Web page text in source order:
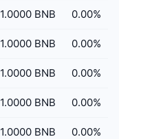
1.0000 BNB 0.00%
1.0000 BNB 0.00%
1.0000 BNB 0.00%
1.0000 BNB 0.00%
1.0000 BNB 0.00%